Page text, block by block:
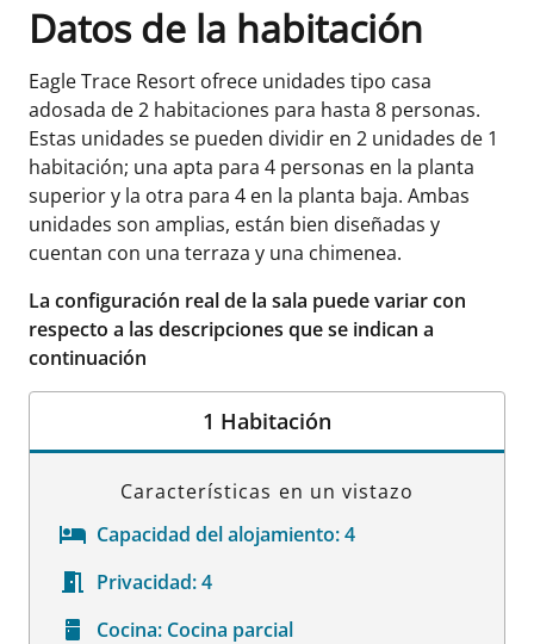
Datos de la habitación
Eagle Trace Resort ofrece unidades tipo casa
adosada de 2 habitaciones para hasta 8 personas.
Estas unidades se pueden dividir en 2 unidades de 1
habitación; una apta para 4 personas en la planta
superior y la otra para 4 en la planta baja. Ambas
unidades son amplias, están bien diseñadas y
cuentan con una terraza y una chimenea.
La configuración real de la sala puede variar con
respecto a las descripciones que se indican a
continuación
1 Habitación
Características en un vistazo
Capacidad del alojamiento:4
Privacidad:4
Cocina: Cocina parcial